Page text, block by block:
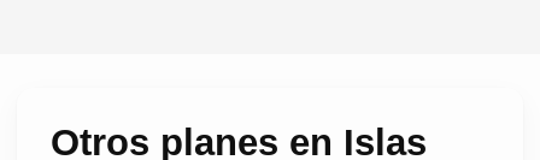
Otros planes en Islas